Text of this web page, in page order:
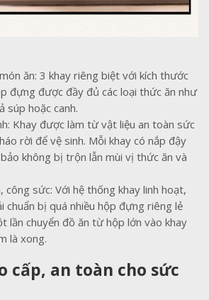
ăn: 3 khay riêng biệt với kích thước
đựng được đầy đủ các loại thức ăn như
súp hoặc canh.
Khay được làm từ vật liệu an toàn sức
rời để vệ sinh. Mỗi khay có nắp đậy
không bị trộn lẫn mùi vị thức ăn và
công sức: Với hệ thống khay linh hoạt,
chuẩn bị quá nhiều hộp đựng riêng lẻ
lần chuyển đồ ăn từ hộp lớn vào khay
là xong.
cấp, an toàn cho sức